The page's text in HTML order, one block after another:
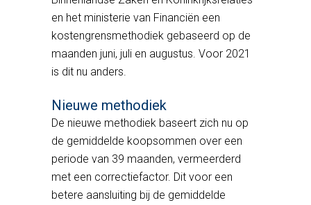
en het ministerie van Financiën een
kostengrensmethodiek gebaseerd op de
maanden juni, juli en augustus. Voor 2021
is dit nu anders.
Nieuwe methodiek
De nieuwe methodiek baseert zich nu op
de gemiddelde koopsommen over een
periode van 39 maanden, vermeerderd
met een correctiefactor. Dit voor een
betere aansluiting bij de gemiddelde